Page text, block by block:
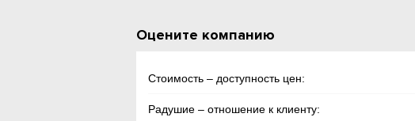
Оцените компанию
Стоимость – доступность цен:
Радушие – отношение к клиенту: